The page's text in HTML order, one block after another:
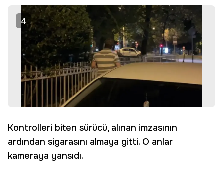
4
Kontrolleri biten sürücü, alınan imzasının
ardından sigarasını almaya gitti. O anlar
kameraya yansıdı.